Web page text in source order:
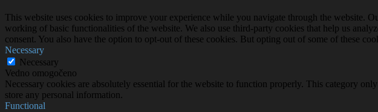
This website uses cookies to improve your experience while you navigate through the website.
working of basic functionalities of the website. We also use third-party cookies that help us
consent. You also have the option to opt-out of these cookies. But opting out of some of these
Necessary
Necessary
Vedno omogočeno
Necessary cookies are absolutely essential for the website to function properly. This category
store any personal information.
Functional